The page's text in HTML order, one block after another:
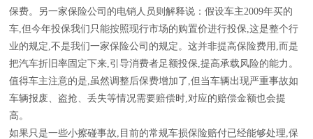
保费。另一家保险公司的电销人员则解释说：假设车主2009年买的
车,但今年投保我们只能按照现行市场的购置价进行投保,这是整个行
业的规定,不是我们一家保险公司的规定。这并非提高保险费用,而是
把汽车折旧率固定下来,引导消费者足额投保,提高承载风险的能力。
值得车主注意的是,虽然调整后保费增加了,但当车辆出现严重事故如
车辆报废、盗抢、丢失等情况需要赔偿时,对应的赔偿金额也会提
高。
如果只是一些小擦碰事故,目前的常规车损保险赔付已经能够处理,保